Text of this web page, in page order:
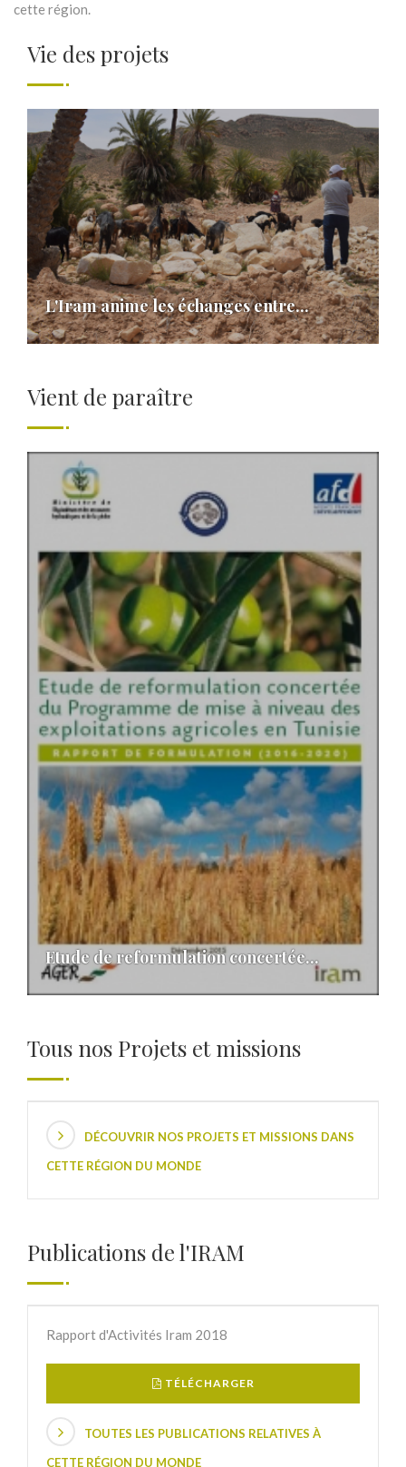
cette région.
Vie des projets
L'Iram anime les échanges entre...
Vient de paraître
Etude de reformulation concertée...
Tous nos Projets et missions
DÉCOUVRIR NOS PROJETS ET MISSIONS DANS
CETTE RÉGION DU MONDE
Publications de l'IRAM
Rapport d'Activités Iram 2018
TÉLÉCHARGER
TOUTES LES PUBLICATIONS RELATIVES À
CETTE RÉGION DU MONDE